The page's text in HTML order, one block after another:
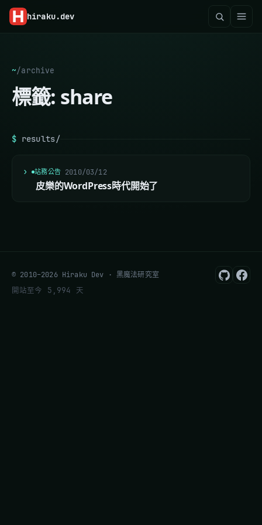
hiraku.dev
~/archive
標籤: share
$ results/
2010/03/12
站務公告
皮樂的WordPress時代開始了
© 2010–2026 Hiraku Dev · 黑魔法研究室
開站至今 5,994 天